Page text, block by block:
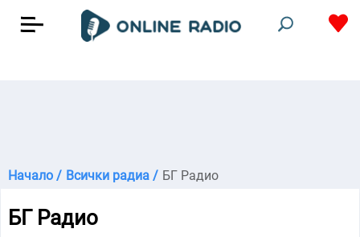
Начало / Всички радиа / БГ Радио
БГ Радио